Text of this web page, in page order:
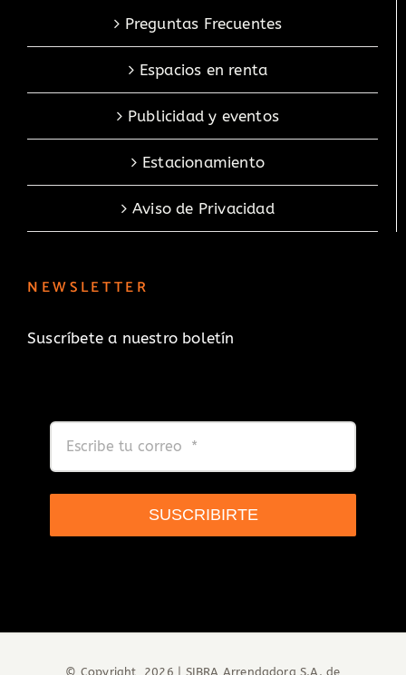
Preguntas Frecuentes
Espacios en renta
Publicidad y eventos
Estacionamiento
Aviso de Privacidad
NEWSLETTER
Suscríbete a nuestro boletín
SUSCRIBIRTE
© Copyright 2026 | SIBRA Arrendadora S.A. de